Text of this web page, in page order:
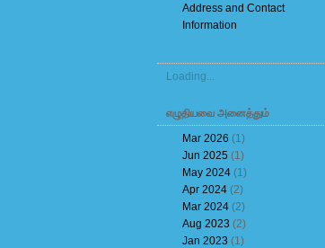
Address and Contact
Information
Loading...
எழுதியவை அனைத்தும்
Mar 2026 (1)
Jun 2025(1)
May 2024(1)
Apr 2024(2)
Mar 2024(2)
Aug 2023 (2)
Jan 2023 (1)